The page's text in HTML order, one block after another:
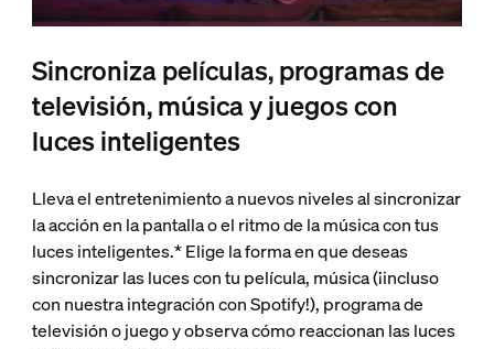
Sincroniza películas, programas de
televisión, música y juegos con
luces inteligentes
Lleva el entretenimiento a nuevos niveles al sincronizar
la acción en la pantalla o el ritmo de la música con tus
luces inteligentes.* Elige la forma en que deseas
sincronizar las luces con tu película, música (¡incluso
con nuestra integración con Spotify!), programa de
televisión o juego y observa cómo reaccionan las luces